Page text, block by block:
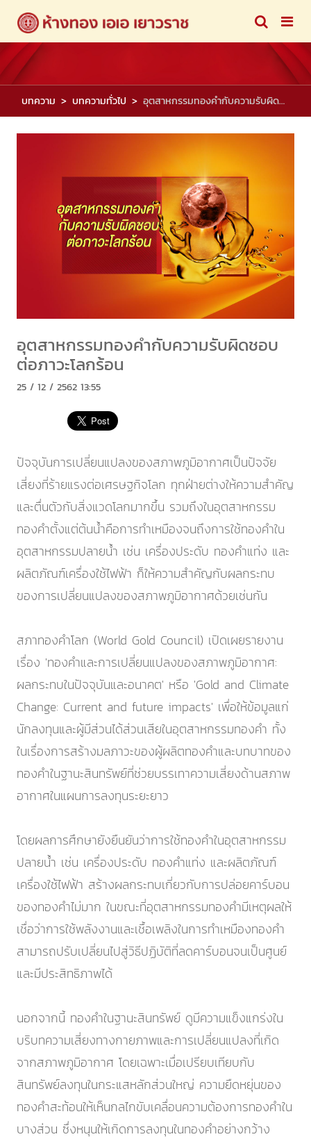
บทความ บทความทั่วไป อุตสาหกรรมทองคำกับความรับผิดชอบต่อภาวะโลกร้อน
อุตสาหกรรมทองคำกับความรับผิดชอบ
ต่อภาวะโลกร้อน
25 / 12 / 2562 13:55
ปัจจุบันการเปลี่ยนแปลงของสภาพภูมิอากาศเป็นปัจจัย
เสี่ยงที่ร้ายแรงต่อเศรษฐกิจโลก ทุกฝ่ายต่างให้ความสำคัญ
และตื่นตัวกับสิ่งแวดโลกมากขึ้น รวมถึงในอุตสาหกรรม
ทองคำตั้งแต่ต้นน้ำคือการทำเหมืองจนถึงการใช้ทองคำใน
อุตสาหกรรมปลายน้ำ เช่น เครื่องประดับ ทองคำแท่ง และ
ผลิตภัณฑ์เครื่องใช้ไฟฟ้า ก็ให้ความสำคัญกับผลกระทบ
ของการเปลี่ยนแปลงของสภาพภูมิอากาศด้วยเช่นกัน
สภาทองคำโลก (World Gold Council) เปิดเผยรายงาน
เรื่อง 'ทองคำและการเปลี่ยนแปลงของสภาพภูมิอากาศ:
ผลกระทบในปัจจุบันและอนาคต' หรือ 'Gold and Climate
Change: Current and future impacts' เพื่อให้ข้อมูลแก่
นักลงทุนและผู้มีส่วนได้ส่วนเสียในอุตสาหกรรมทองคำ ทั้ง
ในเรื่องการสร้างมลภาวะของผู้ผลิตทองคำและบทบาทของ
ทองคำในฐานะสินทรัพย์ที่ช่วยบรรเทาความเสี่ยงด้านสภาพ
อากาศในแผนการลงทุนระยะยาว
โดยผลการศึกษายังยืนยันว่าการใช้ทองคำในอุตสาหกรรม
ปลายน้ำ เช่น เครื่องประดับ ทองคำแท่ง และผลิตภัณฑ์
เครื่องใช้ไฟฟ้า สร้างผลกระทบเกี่ยวกับการปล่อยคาร์บอน
ของทองคำไม่มาก ในขณะที่อุตสาหกรรมทองคำมีเหตุผลให้
เชื่อว่าการใช้พลังงานและเชื้อเพลิงในการทำเหมืองทองคำ
สามารถปรับเปลี่ยนไปสู่วิธีปฏิบัติที่ลดคาร์บอนจนเป็นศูนย์
และมีประสิทธิภาพได้
นอกจากนี้ ทองคำในฐานะสินทรัพย์ ดูมีความแข็งแกร่งใน
บริบทความเสี่ยงทางกายภาพและการเปลี่ยนแปลงที่เกิด
จากสภาพภูมิอากาศ โดยเฉพาะเมื่อเปรียบเทียบกับ
สินทรัพย์ลงทุนในกระแสหลักส่วนใหญ่ ความยืดหยุ่นของ
ทองคำสะท้อนให้เห็นกลไกขับเคลื่อนความต้องการทองคำใน
บางส่วน ซึ่งหนุนให้เกิดการลงทุนในทองคำอย่างกว้าง